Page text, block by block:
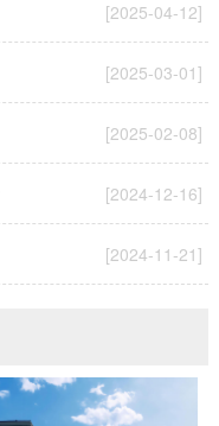
[2025-04-12]
[2025-03-01]
[2025-02-08]
[2024-12-16]
[2024-11-21]